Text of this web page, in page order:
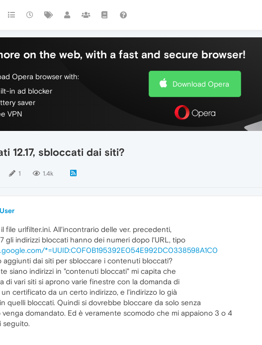
on the web, with a fast and secure browser!
Opera browser with:
in ad blocker
saver
VPN
Download Opera
12.17, sbloccati dai siti?
1 1.4k
file urlfilter.ini. All'incontrario delle ver. precedenti,
gli indirizzi bloccati hanno dei numeri dopo l'URL, tipo
*=UUID:C0F0B195392E054E992DC0338598A1C0
aggiunti dai siti per sbloccare i contenuti bloccati?
siano indirizzi in "contenuti bloccati" mi capita che
di vari siti si aprono varie finestre con la domanda di
certificato da un certo indirizzo, e l'indirizzo lo già
quelli bloccati. Quindi si dovrebbe bloccare da solo senza
venga domandato. Ed è veramente scomodo che mi appaiono 3 o 4
seguito.